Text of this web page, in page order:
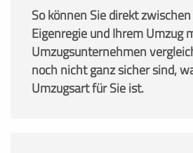
So können Sie direkt
Eigenregie und Ihrem Umzug
Umzugsunternehmen
noch nicht ganz sicher sind,
Umzugsart für Sie ist.